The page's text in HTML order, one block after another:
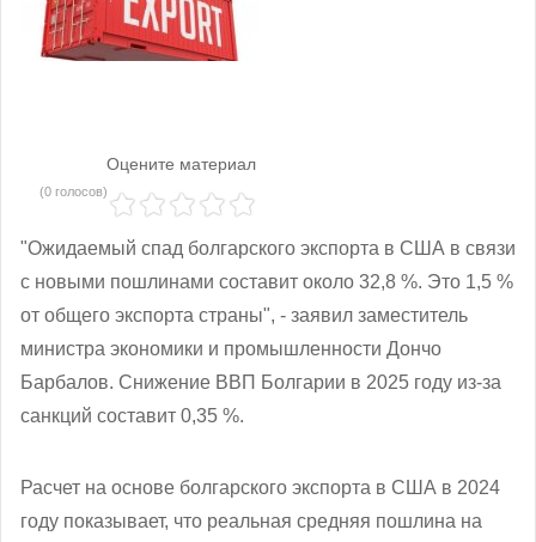
Оцените материал
(0 голосов)
"Ожидаемый спад болгарского экспорта в США в связи
с новыми пошлинами составит около 32,8 %. Это 1,5 %
от общего экспорта страны", - заявил заместитель
министра экономики и промышленности Дончо
Барбалов. Снижение ВВП Болгарии в 2025 году из-за
санкций составит 0,35 %.
Расчет на основе болгарского экспорта в США в 2024
году показывает, что реальная средняя пошлина на